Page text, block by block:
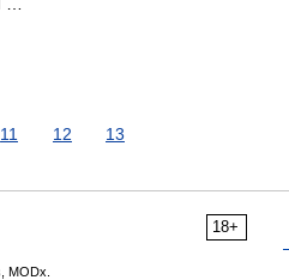
11 12 13
18+
MODx.